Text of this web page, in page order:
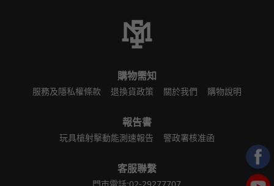
購物需知
服務及隱私權條款 退換貨政策 關於我們 購物說明
報告書
玩具槍射擊動能測速報告 警政署核准函
客服聯繫
門市電話:02-29277707